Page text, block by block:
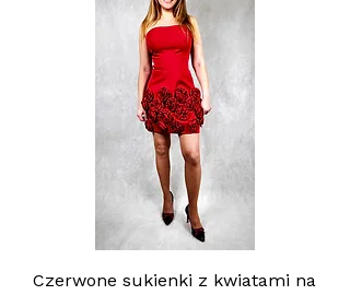
Czerwone sukienki z kwiatami na